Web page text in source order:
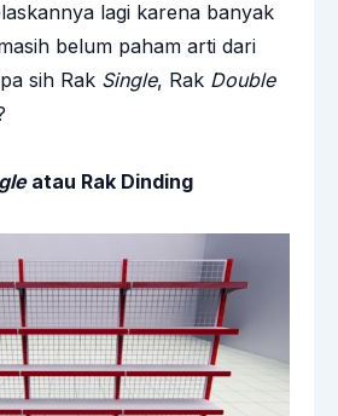
lagi karena banyak
belum paham arti dari
sih Rak Single, Rak Double
atau Rak Dinding